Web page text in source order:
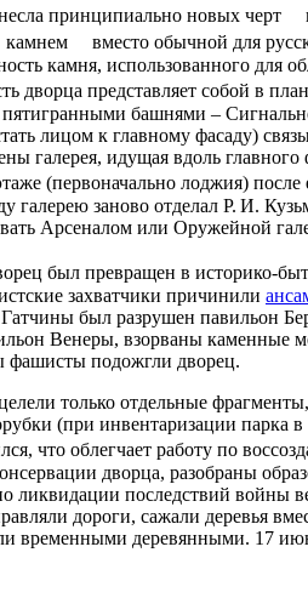
принципиально новых черт
вместо обычной для
камня, использованного для
дворца представляет собой в
башнями –
лицом к главному фасаду)
галерея, идущая вдоль
(первоначально лоджия) после
галерею заново отделал Р. И.
Арсеналом или Оружейной
был превращен в историко-
захватчики причинили
был разрушен павильон
Венеры, взорваны каменные
фашисты подожгли дворец.
только отдельные
(при инвентаризации парка в
что облегчает работу по
дворца, разобраны
ликвидации последствий войны
дороги, сажали деревья
временными деревянными. 17